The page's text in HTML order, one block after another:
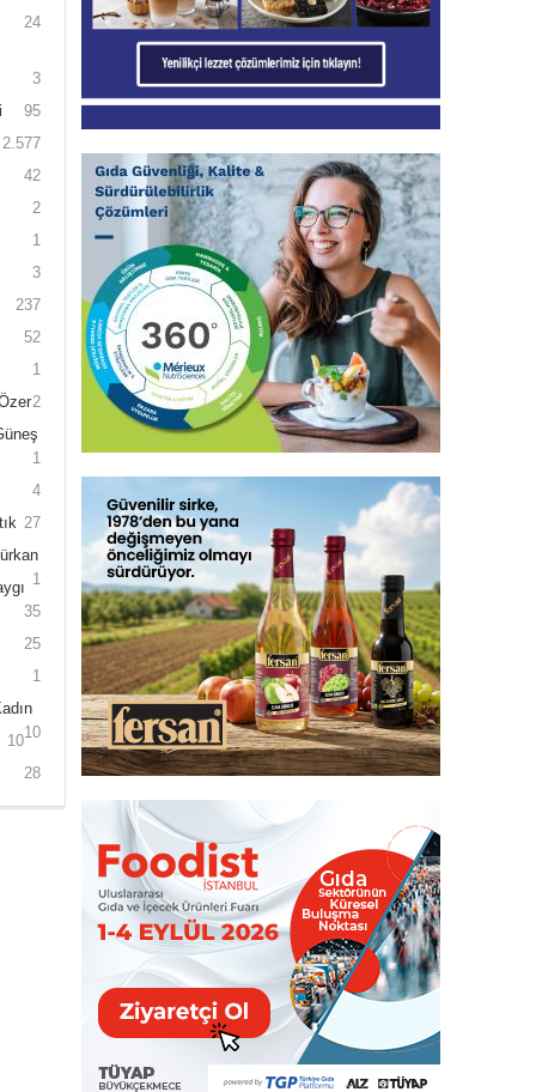
24
3
95
2.577
42
2
1
3
237
52
1
2
1
4
27
1
35
25
1
10
10
28